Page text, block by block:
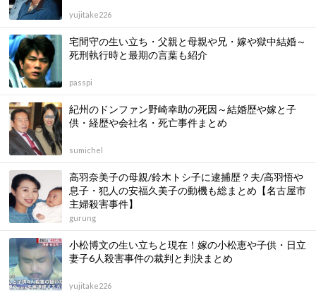
yujitake226
宅間守の生い立ち・父親と母親や兄・嫁や獄中結婚～
死刑執行時と最期の言葉も紹介
passpi
紀州のドンファン野崎幸助の死因～結婚歴や嫁と子
供・経歴や会社名・死亡事件まとめ
sumichel
高羽奈美子の母親/鈴木トシ子に逮捕歴？夫/高羽悟や
息子・犯人の安福久美子の動機も総まとめ【名古屋市
主婦殺害事件】
gurung
小松博文の生い立ちと現在！嫁の小松恵や子供・日立
妻子6人殺害事件の裁判と判決まとめ
yujitake226